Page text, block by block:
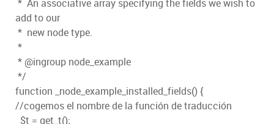
* An associative array specifying the fields we wish to
add to our
* new node type.
*
* @ingroup node_example
*/
function _node_example_installed_fields() {
//cogemos el nombre de la función de traducción
$t = get_t();